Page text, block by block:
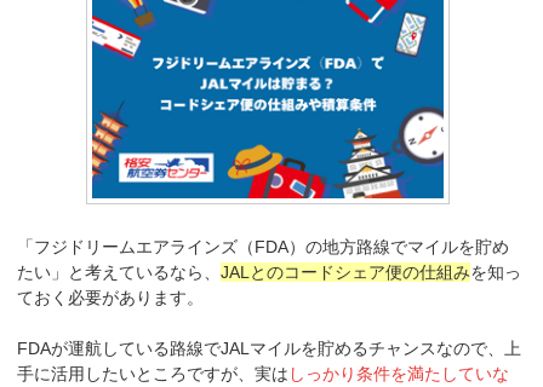
「フジドリームエアラインズ（FDA）の地方路線でマイルを貯め
たい」と考えているなら、JALとのコードシェア便の仕組みを知っ
ておく必要があります。
FDAが運航している路線でJALマイルを貯めるチャンスなので、上
手に活用したいところですが、実は しっかり条件を満たしていな